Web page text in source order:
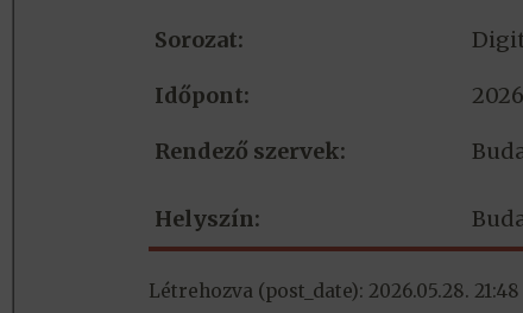
Sorozat:
Időpont:
Rendező szervek:
Helyszín:
Létrehozva (post_date): 2026.05.28. 21:48